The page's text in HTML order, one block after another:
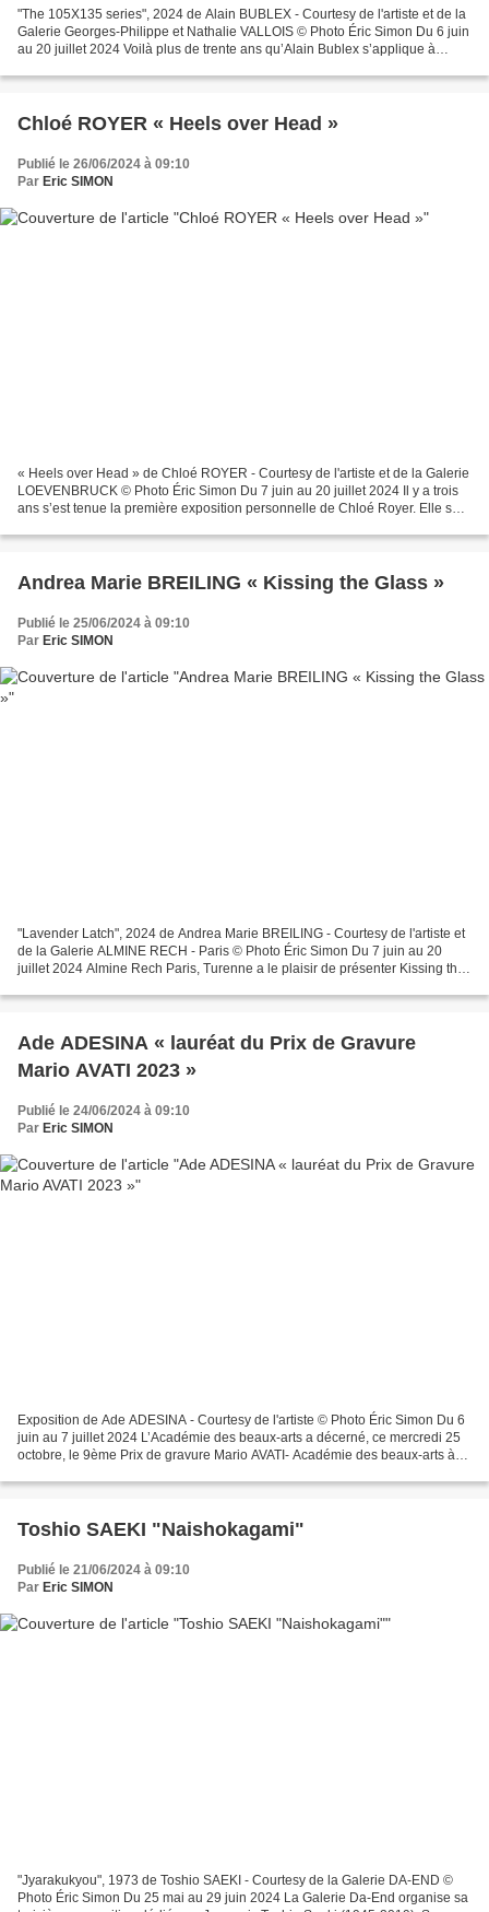
"The 105X135 series", 2024 de Alain BUBLEX - Courtesy de l'artiste et de la
Galerie Georges-Philippe et Nathalie VALLOIS © Photo Éric Simon Du 6 juin
au 20 juillet 2024 Voilà plus de trente ans qu’Alain Bublex s’applique à
Chloé ROYER « Heels over Head »
Publié le 26/06/2024 à 09:10
Par Eric SIMON
« Heels over Head » de Chloé ROYER - Courtesy de l'artiste et de la Galerie
LOEVENBRUCK © Photo Éric Simon Du 7 juin au 20 juillet 2024 Il y a trois
ans s’est tenue la première exposition personnelle de Chloé Royer. Elle se
Andrea Marie BREILING « Kissing the Glass »
Publié le 25/06/2024 à 09:10
Par Eric SIMON
"Lavender Latch", 2024 de Andrea Marie BREILING - Courtesy de l'artiste et
de la Galerie ALMINE RECH - Paris © Photo Éric Simon Du 7 juin au 20
juillet 2024 Almine Rech Paris, Turenne a le plaisir de présenter Kissing the
Ade ADESINA « lauréat du Prix de Gravure
Mario AVATI 2023 »
Publié le 24/06/2024 à 09:10
Par Eric SIMON
Exposition de Ade ADESINA - Courtesy de l'artiste © Photo Éric Simon Du 6
juin au 7 juillet 2024 L’Académie des beaux-arts a décerné, ce mercredi 25
octobre, le 9ème Prix de gravure Mario AVATI- Académie des beaux-arts à
Toshio SAEKI "Naishokagami"
Publié le 21/06/2024 à 09:10
Par Eric SIMON
"Jyarakukyou", 1973 de Toshio SAEKI - Courtesy de la Galerie DA-END ©
Photo Éric Simon Du 25 mai au 29 juin 2024 La Galerie Da-End organise sa